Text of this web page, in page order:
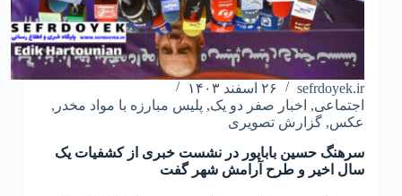
sefrdoyek.ir
۲۶ اسفند ۱۴۰۳
اجتماعی, اخبار صفر دو یک, پلیس مبارزه با مواد مخدر ,
عکس, گزارش تصویری
سرهنگ حسین باباپور در نشست خبری از کشفیات یک
سال اخیر و طرح آرامش شهر گفت